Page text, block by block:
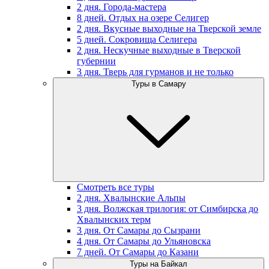
2 дня. Города-мастера
8 дней. Отдых на озере Селигер
2 дня. Вкусные выходные на Тверской земле
5 дней. Сокровища Селигера
2 дня. Нескучные выходные в Тверской
губернии
3 дня. Тверь для гурманов и не только
Туры в Самару
Смотреть все туры
2 дня. Хвалынские Альпы
3 дня. Волжская трилогия: от Симбирска до
Хвалынских терм
3 дня. От Самары до Сызрани
4 дня. От Самары до Ульяновска
7 дней. От Самары до Казани
Туры на Байкал